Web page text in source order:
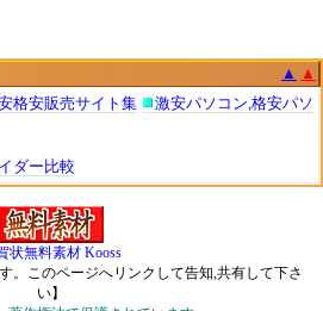
▲ ▲
格安販売サイト集
激安パソコン,格安パソ
ダー比較
状無料素材 Kooss
。このページへリンクして告知,共有して下さ
い】